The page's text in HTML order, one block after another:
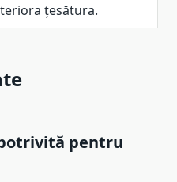
țesătura.
pentru